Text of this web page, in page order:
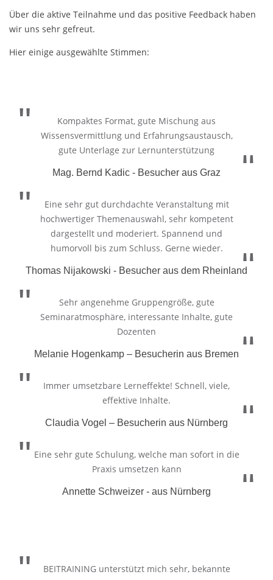
Über die aktive Teilnahme und das positive Feedback haben
wir uns sehr gefreut.
Hier einige ausgewählte Stimmen:
Kompaktes Format, gute Mischung aus
Wissensvermittlung und Erfahrungsaustausch,
gute Unterlage zur Lernunterstützung
Mag. Bernd Kadic - Besucher aus Graz
Eine sehr gut durchdachte Veranstaltung mit
hochwertiger Themenauswahl, sehr kompetent
dargestellt und moderiert. Spannend und
humorvoll bis zum Schluss. Gerne wieder.
Thomas Nijakowski - Besucher aus dem Rheinland
Sehr angenehme Gruppengröße, gute
Seminaratmosphäre, interessante Inhalte, gute
Dozenten
Melanie Hogenkamp – Besucherin aus Bremen
Immer umsetzbare Lerneffekte! Schnell, viele,
effektive Inhalte.
Claudia Vogel – Besucherin aus Nürnberg
Eine sehr gute Schulung, welche man sofort in die
Praxis umsetzen kann
Annette Schweizer - aus Nürnberg
BEITRAINING unterstützt mich sehr, bekannte